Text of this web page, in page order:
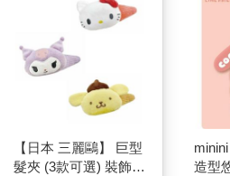
【日本 三麗鷗】 巨型
髮夾 (3款可選) 裝飾髮
造型